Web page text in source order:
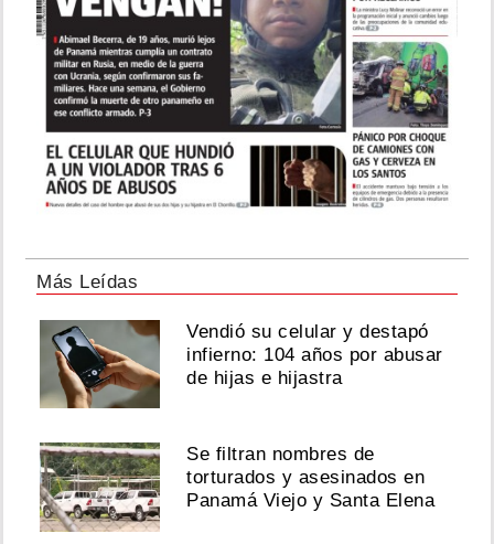
Perez
Hilton,
trasladado
a
un
hospital
tras
Agosto
2026
Audio
responde
por
disputa
de
Más Leídas
Vendió su celular y destapó
infierno: 104 años por abusar
de hijas e hijastra
Se filtran nombres de
torturados y asesinados en
Panamá Viejo y Santa Elena